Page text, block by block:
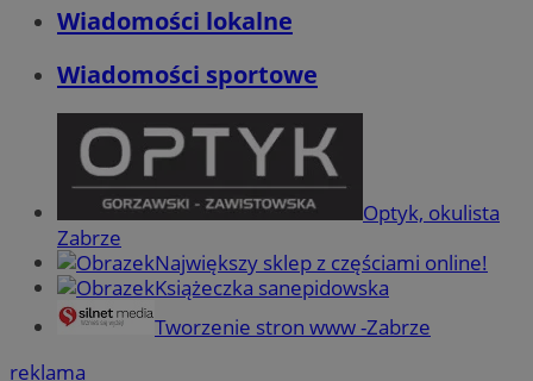
Wiadomości lokalne
Wiadomości sportowe
Optyk, okulista
Zabrze
Największy sklep z częściami online!
Książeczka sanepidowska
Tworzenie stron www -Zabrze
reklama